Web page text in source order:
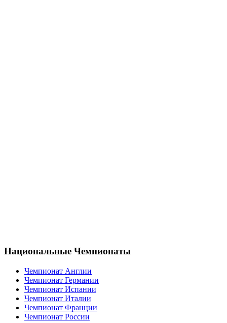
Национальные Чемпионаты
Чемпионат Англии
Чемпионат Германии
Чемпионат Испании
Чемпионат Италии
Чемпионат Франции
Чемпионат России